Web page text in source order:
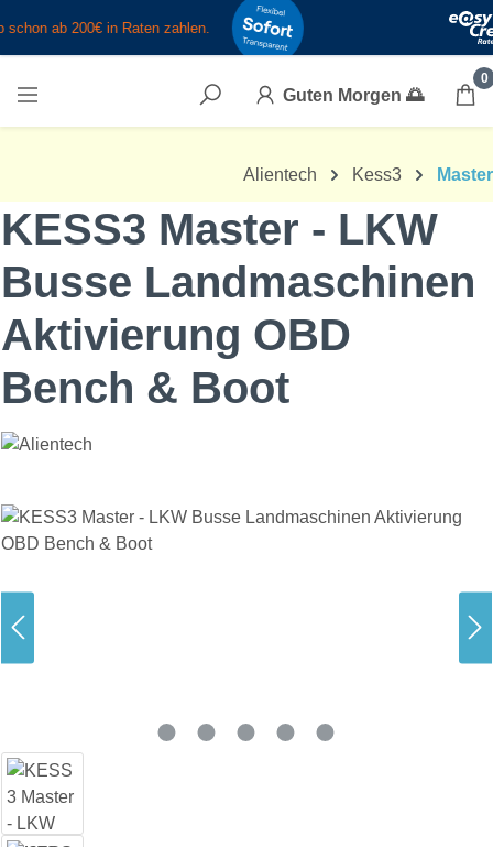
Zum Hauptinhalt springen
Guten Morgen 🌅
0
Alientech Kess3 Master
KESS3 Master - LKW
Busse Landmaschinen
Aktivierung OBD
Bench & Boot
Bildergalerie überspringen